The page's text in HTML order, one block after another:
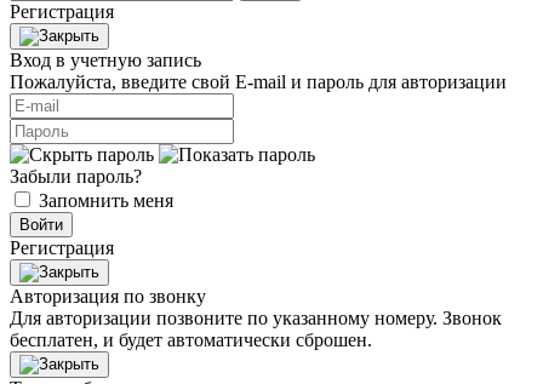
Регистрация
Вход в учетную запись
Пожалуйста, введите свой E‑mail и пароль для авторизации
Забыли пароль?
Запомнить меня
Войти
Регистрация
Авторизация по звонку
Для авторизации позвоните по указанному номеру. Звонок
бесплатен, и будет автоматически сброшен.